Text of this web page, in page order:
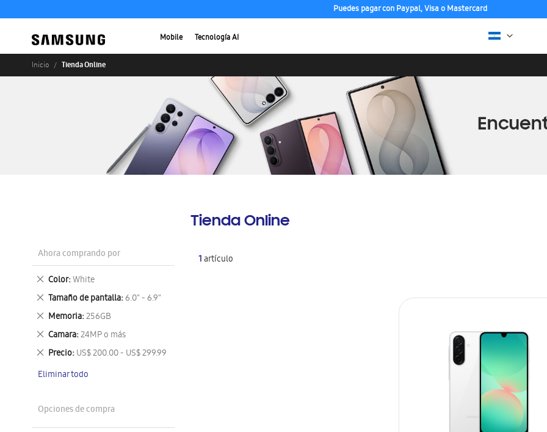
Puedes pagar con Paypal, Visa o Mastercard
Mobile Tecnología AI
Inicio Tienda Online
Tienda Online
1artículo
Ahora comprando por
Color White
Eliminar
este
artículo
Tamaño de pantalla 6.0" - 6.9"
Eliminar
este
artículo
Memoria 256GB
Eliminar
este
artículo
Camara 24MP o más
Eliminar
este
artículo
Precio US$ 200.00 - US$ 299.99
Eliminar
artículo
Eliminar todo
Opciones de compra